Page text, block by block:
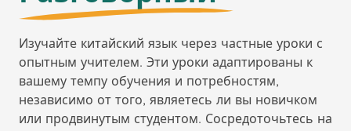
Изучайте китайский язык через частные уроки с
опытным учителем. Эти уроки адаптированы к
вашему темпу обучения и потребностям,
независимо от того, являетесь ли вы новичком
или продвинутым студентом. Сосредоточьтесь на